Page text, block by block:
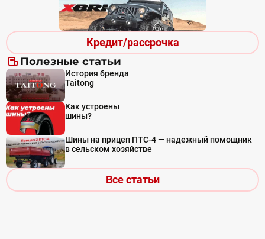
Кредит/рассрочка
Полезные статьи
История бренда
Taitong
Как устроены
шины?
Шины на прицеп ПТС-4 — надежный помощник
в сельском хозяйстве
Все статьи